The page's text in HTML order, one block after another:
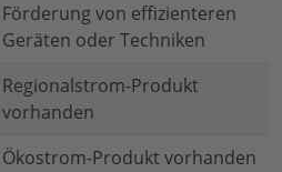
Förderung von effizienteren
Geräten oder Techniken
Regionalstrom-Produkt
vorhanden
Ökostrom-Produkt vorhanden